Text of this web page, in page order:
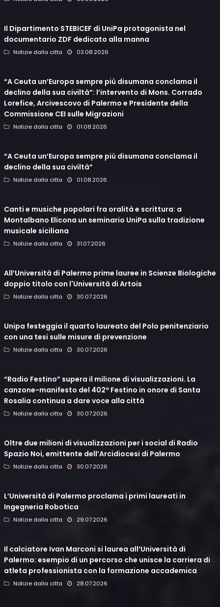
Il Dipartimento STEBICEF di UniPa protagonista nel
documentario ZDF dedicato alla manna
Notizie dalla citta 03.08.2026
“A Ceuta un’Europa sempre più disumana conclama il
declino della sua civiltà”: l’intervento di Mons. Corrado
Lorefice, Arcivescovo di Palermo e Presidente della
Commissione CEI sulle Migrazioni
Notizie dalla citta 01.08.2026
“A Ceuta un’Europa sempre più disumana conclama il
declino della sua civiltà”
Notizie dalla citta 01.08.2026
Canti e musiche popolari fra oralità e scrittura: a
Montalbano Elicona un seminario UniPa sulla tradizione
musicale siciliana
Notizie dalla citta 31.07.2026
All’Università di Palermo prime lauree in Scienze Biologiche
doppio titolo con l'Università di Artois
Notizie dalla citta 30.07.2026
Unipa festeggia il quarto laureato del Polo penitenziario
con una tesi sulle misure di prevenzione
Notizie dalla citta 30.07.2026
“Radio Festino” supera il milione di visualizzazioni. La
canzone-manifesto del 402º Festino in onore di Santa
Rosalia continua a dare voce alla città
Notizie dalla citta 30.07.2026
Oltre due milioni di visualizzazioni per i social di Radio
Spazio Noi, emittente dell’Arcidiocesi di Palermo
Notizie dalla citta 30.07.2026
L’Università di Palermo proclama i primi laureati in
Ingegneria Robotica
Notizie dalla citta 29.07.2026
Il calciatore Ivan Marconi si laurea all’Università di
Palermo: esempio di un percorso che unisce la carriera di
atleta professionista con la formazione accademica
Notizie dalla citta 28.07.2026